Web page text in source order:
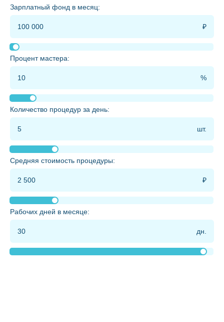
Зарплатный фонд в месяц:
Процент мастера:
Количество процедур за день:
Средняя стоимость процедуры:
Рабочих дней в месяце: